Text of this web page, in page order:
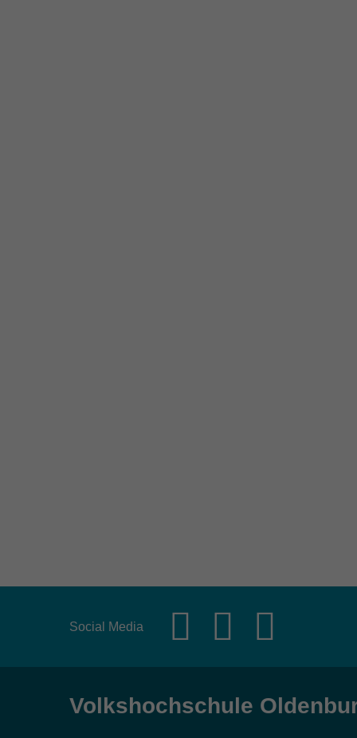
Social Media
Volkshochschule